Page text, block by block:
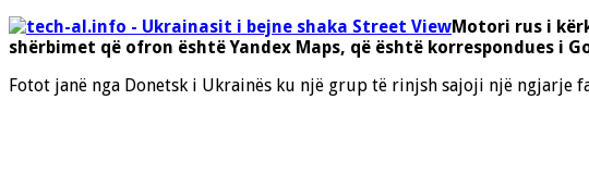
Motori rus i
shërbimet që ofron ështëYandex Maps, që është korrespondues i
Fotot janë nga Donetsk i Ukrainës ku një grup të rinjsh sajoji një ngjarje